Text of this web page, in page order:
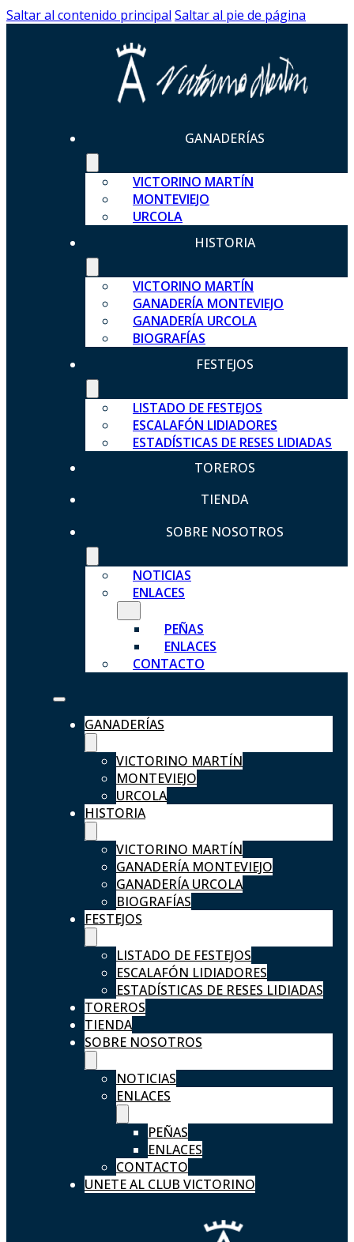
Saltar al contenido principal Saltar al pie de página
GANADERÍAS
VICTORINO MARTÍN
MONTEVIEJO
URCOLA
HISTORIA
VICTORINO MARTÍN
GANADERÍA MONTEVIEJO
GANADERÍA URCOLA
BIOGRAFÍAS
FESTEJOS
LISTADO DE FESTEJOS
ESCALAFÓN LIDIADORES
ESTADÍSTICAS DE RESES LIDIADAS
TOREROS
TIENDA
SOBRE NOSOTROS
NOTICIAS
ENLACES
PEÑAS
ENLACES
CONTACTO
GANADERÍAS
VICTORINO MARTÍN
MONTEVIEJO
URCOLA
HISTORIA
VICTORINO MARTÍN
GANADERÍA MONTEVIEJO
GANADERÍA URCOLA
BIOGRAFÍAS
FESTEJOS
LISTADO DE FESTEJOS
ESCALAFÓN LIDIADORES
ESTADÍSTICAS DE RESES LIDIADAS
TOREROS
TIENDA
SOBRE NOSOTROS
NOTICIAS
ENLACES
PEÑAS
ENLACES
CONTACTO
UNETE AL CLUB VICTORINO